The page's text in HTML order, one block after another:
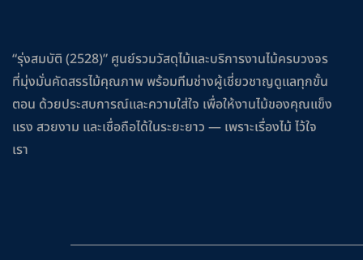
“รุ่งสมบัติ (2528)” ศูนย์รวมวัสดุไม้และบริการงานไม้ครบวงจร
ที่มุ่งมั่นคัดสรรไม้คุณภาพ พร้อมทีมช่างผู้เชี่ยวชาญดูแลทุกขั้น
ตอน ด้วยประสบการณ์และความใส่ใจ เพื่อให้งานไม้ของคุณแข็ง
แรง สวยงาม และเชื่อถือได้ในระยะยาว — เพราะเรื่องไม้ ไว้ใจ
เรา